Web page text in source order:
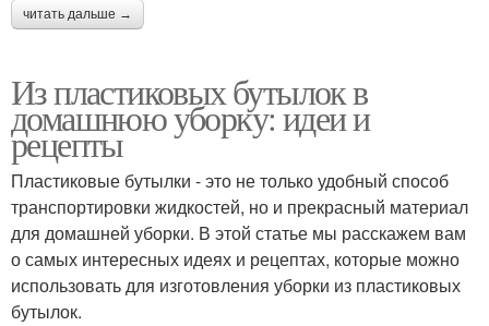
читать дальше →
Из пластиковых бутылок в
домашнюю уборку: идеи и
рецепты
Пластиковые бутылки - это не только удобный способ
транспортировки жидкостей, но и прекрасный материал
для домашней уборки. В этой статье мы расскажем вам
о самых интересных идеях и рецептах, которые можно
использовать для изготовления уборки из пластиковых
бутылок.